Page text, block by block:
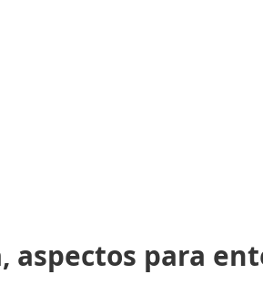
aspectos para